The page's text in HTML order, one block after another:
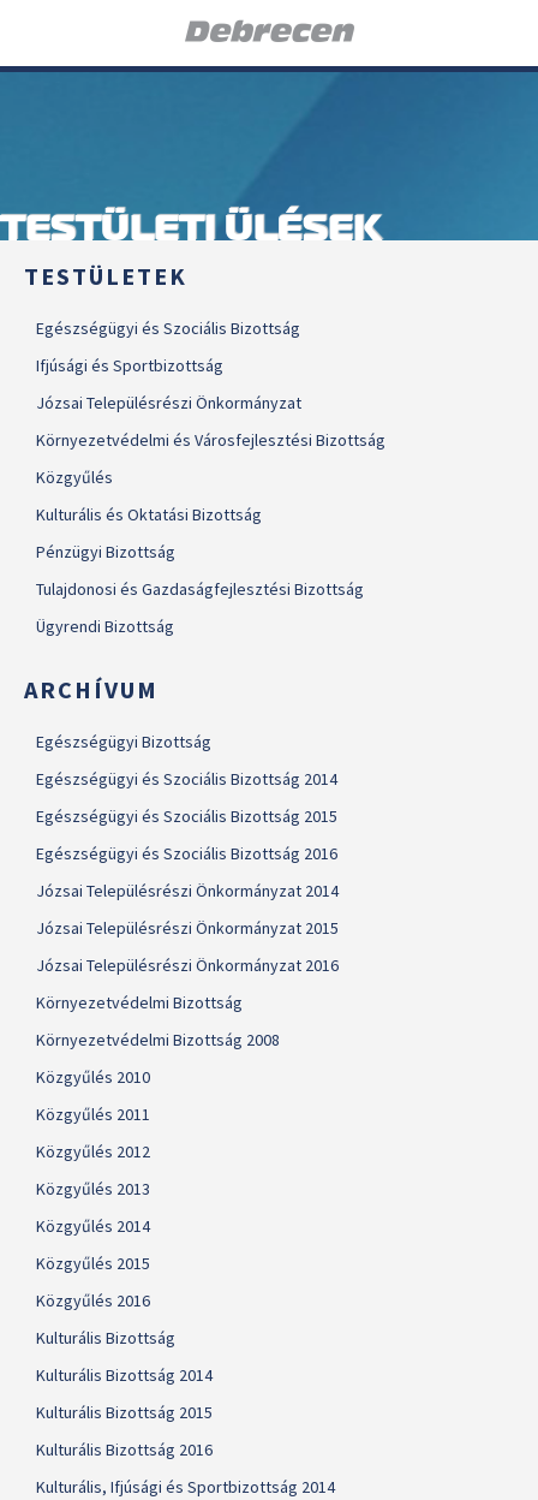
TESTÜLETI ÜLÉSEK
TESTÜLETEK
Egészségügyi és Szociális Bizottság
Ifjúsági és Sportbizottság
Józsai Településrészi Önkormányzat
Környezetvédelmi és Városfejlesztési Bizottság
Közgyűlés
Kulturális és Oktatási Bizottság
Pénzügyi Bizottság
Tulajdonosi és Gazdaságfejlesztési Bizottság
Ügyrendi Bizottság
ARCHÍVUM
Egészségügyi Bizottság
Egészségügyi és Szociális Bizottság 2014
Egészségügyi és Szociális Bizottság 2015
Egészségügyi és Szociális Bizottság 2016
Józsai Településrészi Önkormányzat 2014
Józsai Településrészi Önkormányzat 2015
Józsai Településrészi Önkormányzat 2016
Környezetvédelmi Bizottság
Környezetvédelmi Bizottság 2008
Közgyűlés 2010
Közgyűlés 2011
Közgyűlés 2012
Közgyűlés 2013
Közgyűlés 2014
Közgyűlés 2015
Közgyűlés 2016
Kulturális Bizottság
Kulturális Bizottság 2014
Kulturális Bizottság 2015
Kulturális Bizottság 2016
Kulturális, Ifjúsági és Sportbizottság 2014